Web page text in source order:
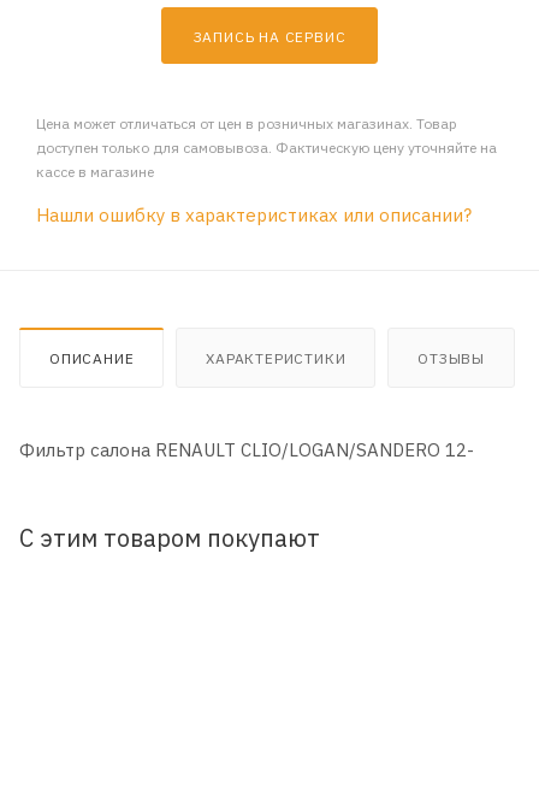
ЗАПИСЬ НА СЕРВИС
Цена может отличаться от цен в розничных магазинах. Товар
доступен только для самовывоза. Фактическую цену уточняйте на
кассе в магазине
Нашли ошибку в характеристиках или описании?
ОПИСАНИЕ ХАРАКТЕРИСТИКИ ОТЗЫВЫ
Фильтр салона RENAULT CLIO/LOGAN/SANDERO 12-
С этим товаром покупают